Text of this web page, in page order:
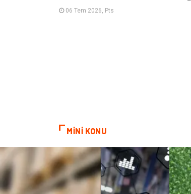
06 Tem 2026, Pts
MİNİ KONU